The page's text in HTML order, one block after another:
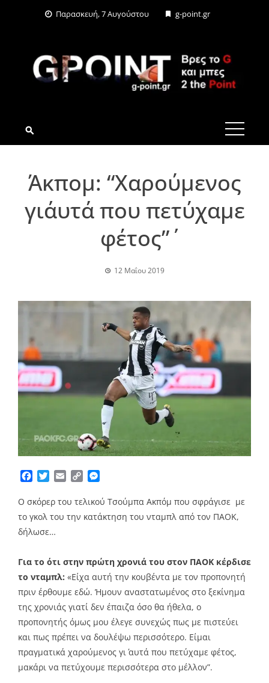
Παρασκευή, 7 Αυγούστου g-point.gr
G-POINT.GR
Άκπομ: “Χαρούμενος
γι΄αυτά που πετύχαμε
φέτος”΄
12 Μαΐου 2019
Facebook
TwitterEmailCopy
Ο σκόρερ του τελικού Τσούμπα Ακπόμ που σφράγισε με
το γκολ του την κατάκτηση του νταμπλ από τον ΠΑΟΚ,
δήλωσε…
Για το ότι στην πρώτη χρονιά του στον ΠΑΟΚ κέρδισε
το νταμπλ: «Είχα αυτή την κουβέντα με τον προπονητή
πριν έρθουμε εδώ. Ήμουν αναστατωμένος στο ξεκίνημα
της χρονιάς γιατί δεν έπαιζα όσο θα ήθελα, ο
προπονητής όμως μου έλεγε συνεχώς πως με πιστεύει
και πως πρέπει να δουλέψω περισσότερο. Είμαι
πραγματικά χαρούμενος γι΄ αυτά που πετύχαμε φέτος,
μακάρι να πετύχουμε περισσότερα στο μέλλον”.